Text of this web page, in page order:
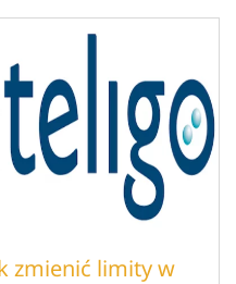
zmienić limity w